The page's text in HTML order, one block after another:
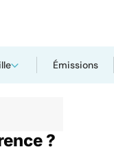
Émissions
?